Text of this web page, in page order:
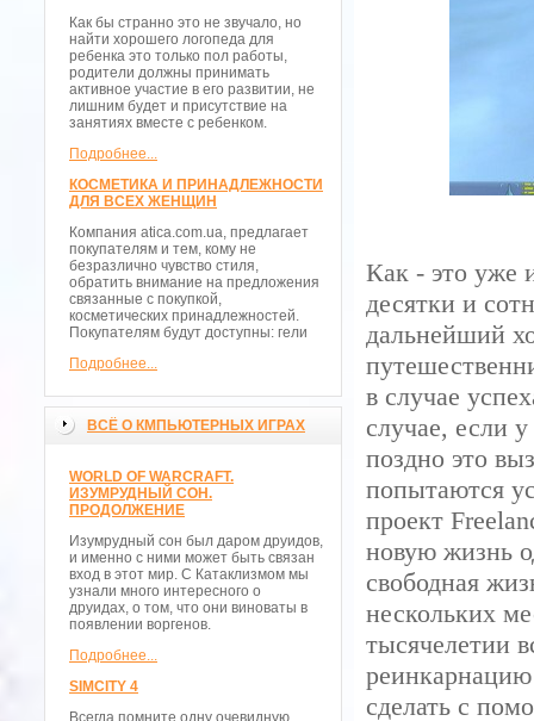
Как бы странно это не звучало, но
найти хорошего логопеда для
ребенка это только пол работы,
родители должны принимать
активное участие в его развитии, не
лишним будет и присутствие на
занятиях вместе с ребенком.
Подробнее...
КОСМЕТИКА И ПРИНАДЛЕЖНОСТИ
ДЛЯ ВСЕХ ЖЕНЩИН
Компания atica.com.ua, предлагает
покупателям и тем, кому не
безразлично чувство стиля,
обратить внимание на предложения
связанные с покупкой,
косметических принадлежностей.
Покупателям будут доступны: гели
Подробнее...
ВСЁ О КМПЬЮТЕРНЫХ ИГРАХ
WORLD OF WARCRAFT.
ИЗУМРУДНЫЙ СОН.
ПРОДОЛЖЕНИЕ
Изумрудный сон был даром друидов,
и именно с ними может быть связан
вход в этот мир. С Катаклизмом мы
узнали много интересного о
друидах, о том, что они виноваты в
появлении воргенов.
Подробнее...
SIMCITY 4
Всегда помните одну очевидную
Как - это уже
десятки и
дальнейший
в случае
случае, если
поздно это
попытаются
проект
новую жизнь
свободная
нескольких
тысячелетии
сделать с